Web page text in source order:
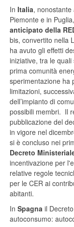
In Italia,
Piemonte e in Puglia,
anticipato della
bis, convertito nella
ha avuto gli effetti
iniziative, tra le
prima comunità
sperimentazione ha
limitazioni,
dell’impianto di
possibili membri. Il
pubblicazione del
in vigore nel
si è concluso nei
Decreto
incentivazione per
relative regole
per le CER ai
abitanti.
In Spagna il
autoconsumo: